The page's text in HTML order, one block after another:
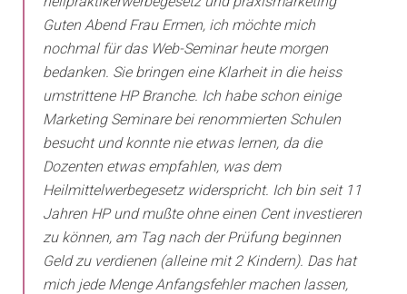
Guten Abend Frau Ermen, ich möchte mich
nochmal für das Web-Seminar heute morgen
bedanken. Sie bringen eine Klarheit in die heiss
umstrittene HP Branche. Ich habe schon einige
Marketing Seminare bei renommierten Schulen
besucht und konnte nie etwas lernen, da die
Dozenten etwas empfahlen, was dem
Heilmittelwerbegesetz widerspricht. Ich bin seit 11
Jahren HP und mußte ohne einen Cent investieren
zu können, am Tag nach der Prüfung beginnen
Geld zu verdienen (alleine mit 2 Kindern). Das hat
mich jede Menge Anfangsfehler machen lassen,